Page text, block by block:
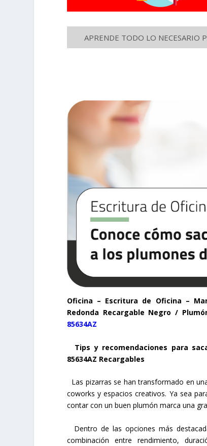
APRENDE TODO LO NECESARIO
Oficina – Escritura de Oficina –
Redonda Recargable Negro /
85634AZ
Tips y recomendaciones para
85634AZ Recargables
Las pizarras se han transformado en
coworks y espacios creativos. Ya sea
contar con un buen plumón marca una
Dentro de las opciones más
combinación entre rendimiento,